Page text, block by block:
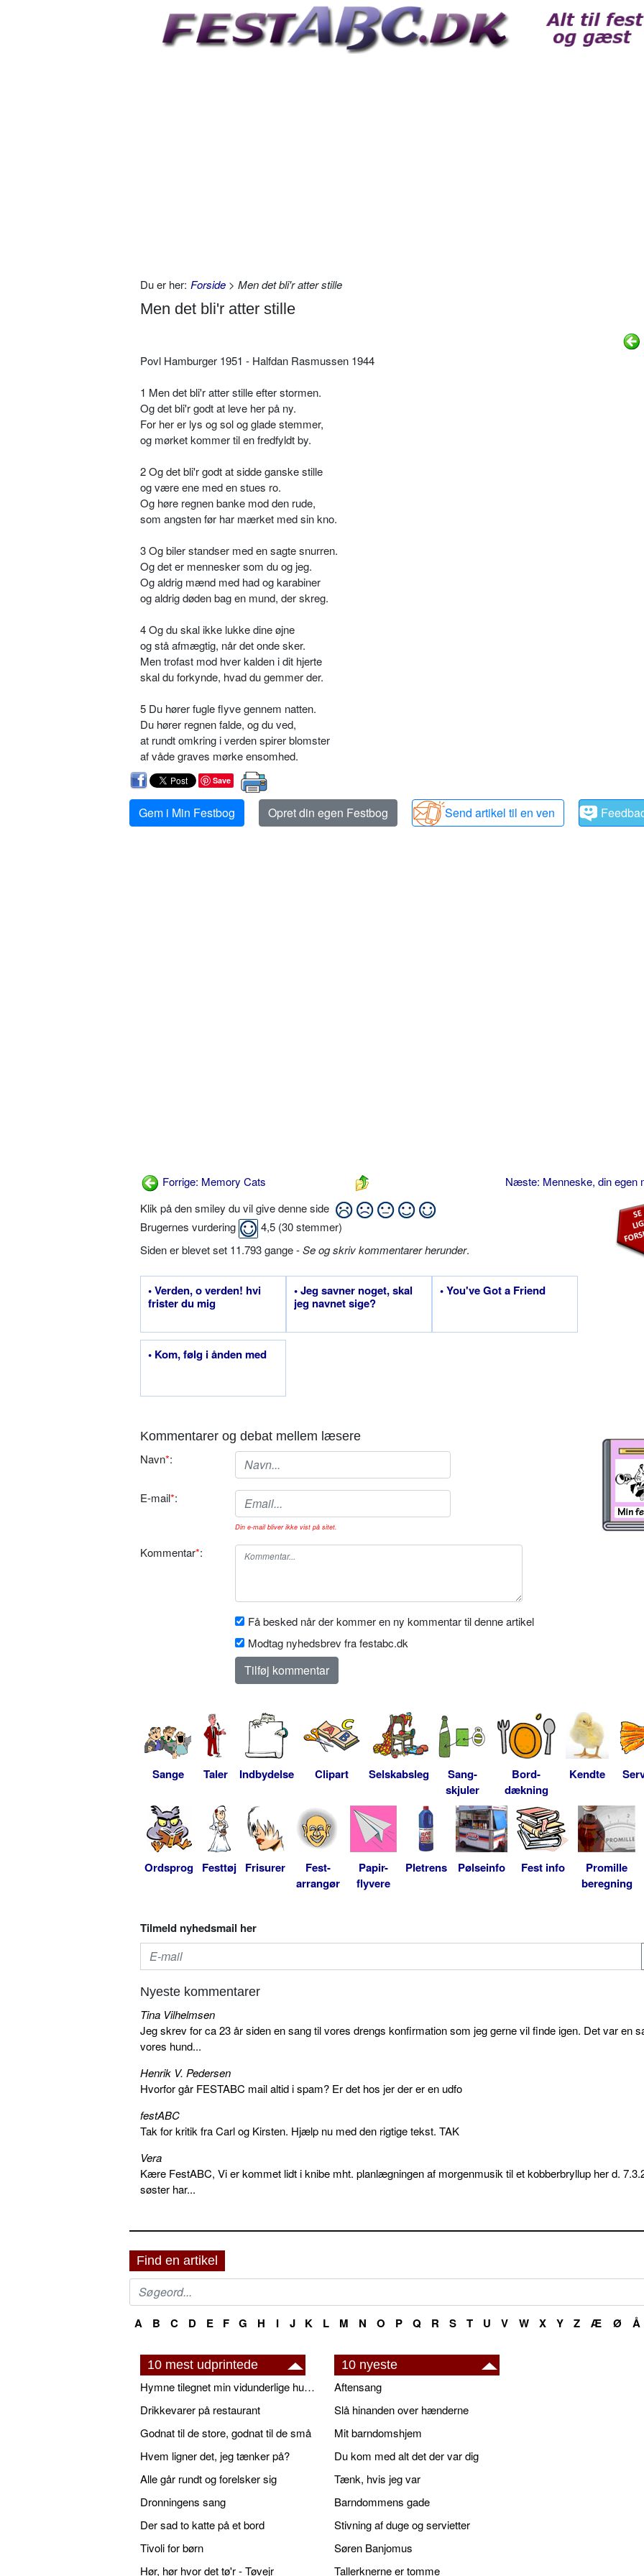
Du er her: Forside > Men det bli'r atter stille
Men det bli'r atter stille
Povl Hamburger 1951 - Halfdan Rasmussen 1944
1 Men det bli'r atter stille efter stormen.
Og det bli'r godt at leve her på ny.
For her er lys og sol og glade stemmer,
og mørket kommer til en fredfyldt by.
2 Og det bli'r godt at sidde ganske stille
og være ene med en stues ro.
Og høre regnen banke mod den rude,
som angsten før har mærket med sin kno.
3 Og biler standser med en sagte snurren.
Og det er mennesker som du og jeg.
Og aldrig mænd med had og karabiner
og aldrig døden bag en mund, der skreg.
4 Og du skal ikke lukke dine øjne
og stå afmægtig, når det onde sker.
Men trofast mod hver kalden i dit hjerte
skal du forkynde, hvad du gemmer der.
5 Du hører fugle flyve gennem natten.
Du hører regnen falde, og du ved,
at rundt omkring i verden spirer blomster
af våde graves mørke ensomhed.
Save
Gem i Min Festbog Opret din egen Festbog Send artikel til en ven
Forrige: Memory Cats
Næste: Menneske, din egen
Klik på den smiley du vil give denne side
Brugernes vurdering
4,5 (30stemmer)
Siden er blevet set 11.793 gange -Se og skriv kommentarer herunder.
• Verden, o verden! hvi
frister du mig
• Jeg savner noget, skal
jeg navnet sige?
• You've Got a Friend
• Kom, følg i ånden med
Kommentarer og debat mellem læsere
Navn*:
E-mail*:
Din e-mail bliver ikke vist på sitet.
Kommentar*:
Få besked når der kommer en ny kommentar til denne artikel
Modtag nyhedsbrev fra festabc.dk
Sange Taler Indbydelse Clipart Selskabsleg
Sang-
skjuler
Bord-
dækning
Kendte
Ordsprog Festtøj Frisurer
Fest-
arrangør
Papir-
flyvere
Pletrens Pølseinfo Fest info
Promille
beregning
Tilmeld nyhedsmail her
Nyeste kommentarer
Tina Vilhelmsen
Jeg skrev for ca 23 år siden en sang til vores drengs konfirmation som jeg gerne vil finde igen. Det var en
vores hund...
Henrik V. Pedersen
Hvorfor går FESTABC mail altid i spam? Er det hos jer der er en udfo
festABC
Tak for kritik fra Carl og Kirsten. Hjælp nu med den rigtige tekst. TAK
Vera
Kære FestABC, Vi er kommet lidt i knibe mht. planlægningen af morgenmusik til et kobberbryllup her d.
søster har...
Find en artikel
A B C D E F G H I J K L M N O P Q R S T U V W X Y Z Æ Ø Å
10 mest udprintede
Hymne tilegnet min vidunderlige husbond
Drikkevarer på restaurant
Godnat til de store, godnat til de små
Hvem ligner det, jeg tænker på?
Alle går rundt og forelsker sig
Dronningens sang
Der sad to katte på et bord
Tivoli for børn
Hør, hør hvor det tø'r - Tøvejr
10 nyeste
Aftensang
Slå hinanden over hænderne
Mit barndomshjem
Du kom med alt det der var dig
Tænk, hvis jeg var
Barndommens gade
Stivning af duge og servietter
Søren Banjomus
Tallerknerne er tomme